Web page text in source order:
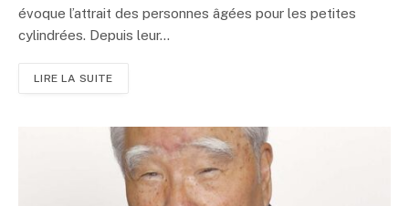
évoque l’attrait des personnes âgées pour les petites
cylindrées. Depuis leur…
LIRE LA SUITE